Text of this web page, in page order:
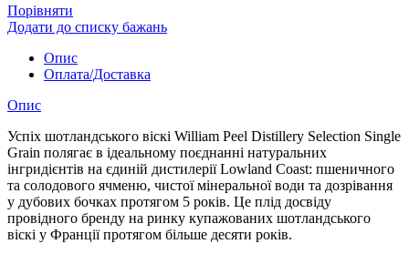
Порівняти
Додати до списку бажань
Опис
Оплата/Доставка
Опис
Успіх шотландського віскі William Peel Distillery Selection Single
Grain полягає в ідеальному поєднанні натуральних
інгридієнтів на єдиній дистилерії Lowland Coast: пшеничного
та солодового ячменю, чистої мінеральної води та дозрівання
у дубових бочках протягом 5 років. Це плід досвіду
провідного бренду на ринку купажованих шотландського
віскі у Франції протягом більше десяти років.